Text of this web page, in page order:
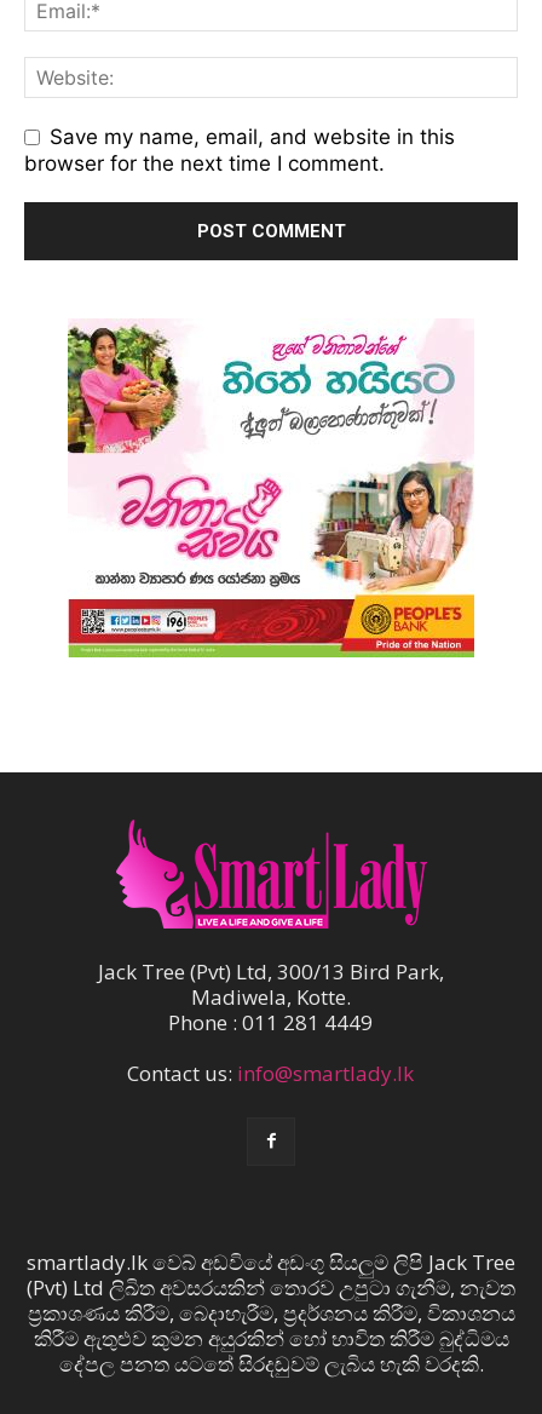
Save my name, email, and website in this
browser for the next time I comment.
Jack Tree (Pvt) Ltd, 300/13 Bird Park,
Madiwela, Kotte.
Phone : 011 281 4449
Contact us: info@smartlady.lk
smartlady.lk වෙබ් අඩවියේ අඩංගු සියලුම ලිපි Jack Tree
(Pvt) Ltd ලිඛිත අවසරයකින් තොරව උපුටා ගැනීම, නැවත
ප්‍රකාශණය කිරීම, බෙදාහැරීම, ප්‍රදර්ශනය කිරීම, විකාශනය
කිරීම ඇතුළුව කුමන අයුරකින් හෝ භාවිත කිරීම බුද්ධිමය
දේපල පනත යටතේ සිරදඬුවම් ලැබිය හැකි වරදකි.